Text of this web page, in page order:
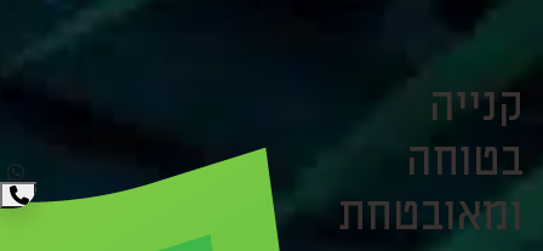
קנייה
בטוחה
ומאובטחת